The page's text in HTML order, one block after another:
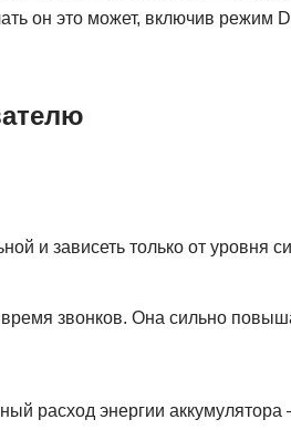
он это может, включив режим
и зависеть только от уровня
звонков. Она сильно
расход энергии аккумулятора